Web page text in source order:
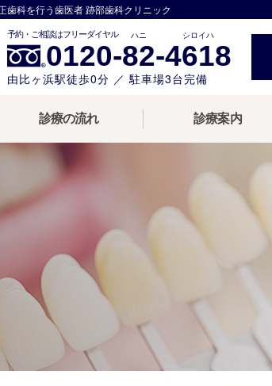
歯科を行う歯医者 跡部歯科クリニック
0120-82
ハニ
-4618
シロイハ
由比ヶ浜駅徒歩0分 ／ 駐車場3台完備
診療の流れ 診療案内